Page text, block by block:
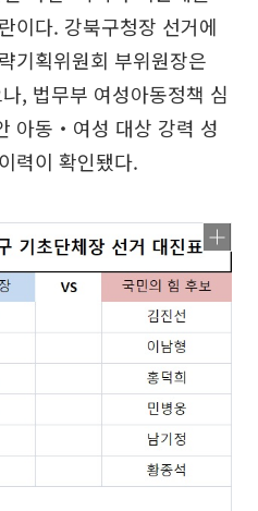
이다. 강북구청장 선거에
기획위원회 부위원장은
, 법무부 여성아동정책 심
아동‧여성 대상 강력 성
력이 확인됐다.